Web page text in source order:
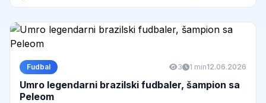
Fudbal 3 1 min12.06.2026
Umro legendarni brazilski fudbaler, šampion sa
Peleom